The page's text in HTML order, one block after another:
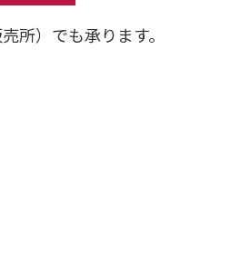
所）でも承ります。